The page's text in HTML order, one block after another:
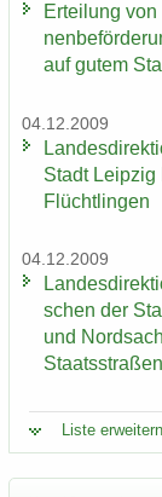
Er­tei­lung
auf gutem
04.12.2009
Stadt Leip­zig
Flücht­lin­gen
04.12.2009
schen der
und
Staats­stra­ßen
Liste